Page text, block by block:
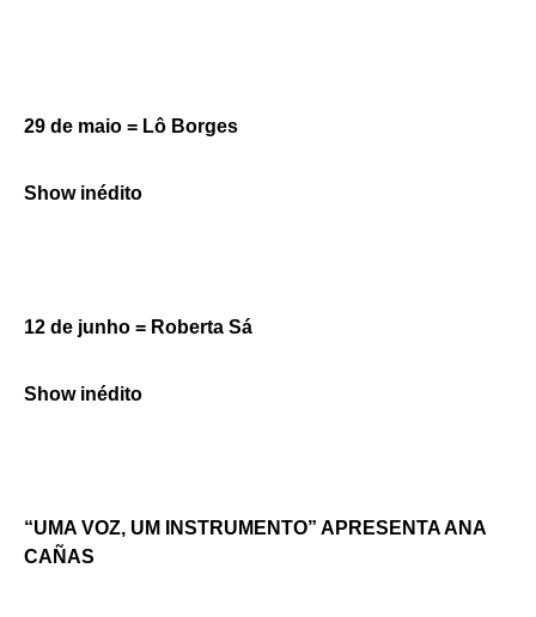
29 de maio = Lô Borges
Show inédito
12 de junho = Roberta Sá
Show inédito
“UMA VOZ, UM INSTRUMENTO” APRESENTA ANA
CAÑAS